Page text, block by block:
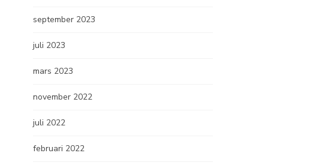
september 2023
juli 2023
mars 2023
november 2022
juli 2022
februari 2022